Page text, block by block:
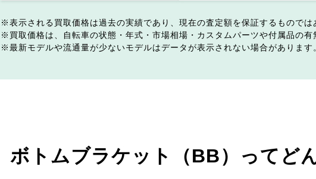
表示される買取価格は過去の実績であり、現在の査定額を保証するものでは
買取価格は、自転車の状態・年式・市場相場・カスタムパーツや付属品の有
最新モデルや流通量が少ないモデルはデータが表示されない場合があります
ボトムブラケット（BB）ってど